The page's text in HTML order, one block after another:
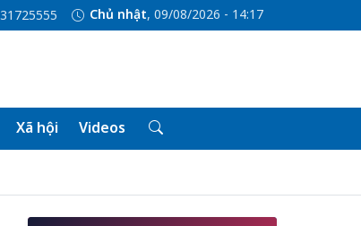
Chủ nhật, 09/08/2026 - 14:17
Xã hội Videos